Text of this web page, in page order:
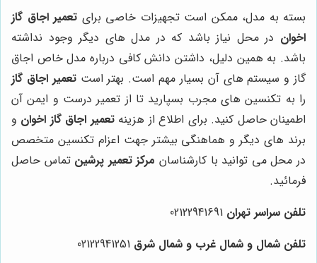
بسته به مدل، ممکن است تجهیزات خاصی برای تعمیر اجاق گاز
اخوان در محل نیاز باشد که در مدل های دیگر وجود نداشته
باشد. به همین دلیل، داشتن دانش کافی درباره مدل خاص اجاق
گاز و سیستم های آن بسیار مهم است. بهتر استتعمیر اجاق گاز
را به تکنسین های مجرب بسپارید تا از تعمیر درست و ایمن آن
اطمینان حاصل کنید. برای اطلاع از هزینهتعمیر اجاق گاز اخوان و
برند های دیگر و هماهنگی بیشتر جهت اعزام تکنسین متخصص
در محل می توانید با کارشناسان مرکز تعمیر پرشین تماس حاصل
فرمائید.
تلفن سراسر تهران
تلفن شمال و شمال غرب و شمال شرق